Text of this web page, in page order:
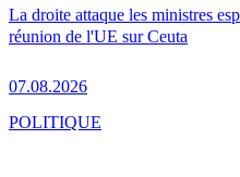
La droite attaque les ministres
réunion de l'UE sur Ceuta
07.08.2026
POLITIQUE